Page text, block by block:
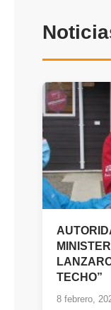
TECHO”
8 febrero,